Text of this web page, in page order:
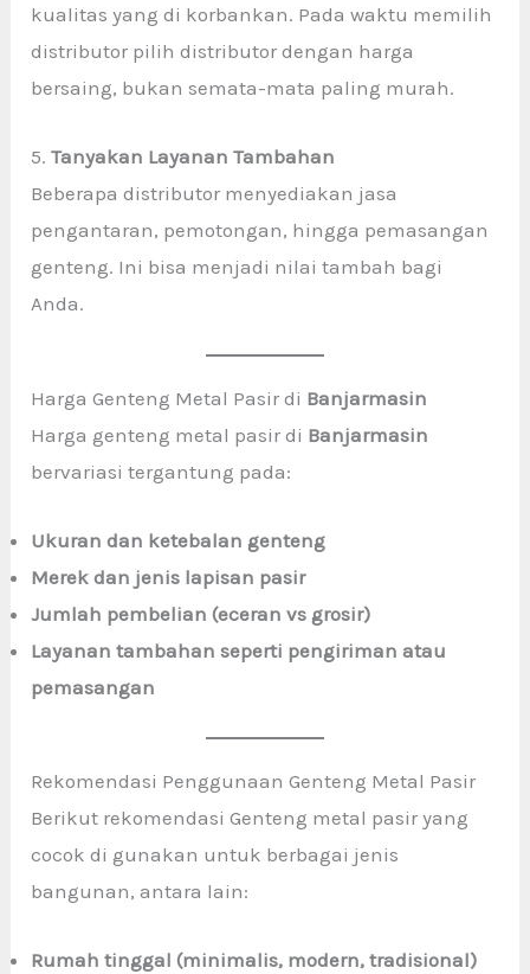
kualitas yang di korbankan. Pada waktu memilih
distributor pilih distributor dengan harga
bersaing, bukan semata-mata paling murah.
5.Tanyakan Layanan Tambahan
Beberapa distributor menyediakan jasa
pengantaran, pemotongan, hingga pemasangan
genteng. Ini bisa menjadi nilai tambah bagi
Anda.
Harga Genteng Metal Pasir di Banjarmasin
Harga genteng metal pasir di Banjarmasin
bervariasi tergantung pada:
Ukuran dan ketebalan genteng
Merek dan jenis lapisan pasir
Jumlah pembelian (eceran vs grosir)
Layanan tambahan seperti pengiriman atau
pemasangan
Rekomendasi Penggunaan Genteng Metal Pasir
Berikut rekomendasi Genteng metal pasir yang
cocok di gunakan untuk berbagai jenis
bangunan, antara lain:
Rumah tinggal (minimalis, modern, tradisional)